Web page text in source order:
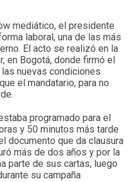
mediático, el presidente
laboral, una de las más
El acto se realizó en la
en Bogotá, donde firmó el
nuevas condiciones
el mandatario, para no
programado para el
y 50 minutos más tarde
documento que da clausura
más de dos años y por la
parte de sus cartas, luego
su campaña